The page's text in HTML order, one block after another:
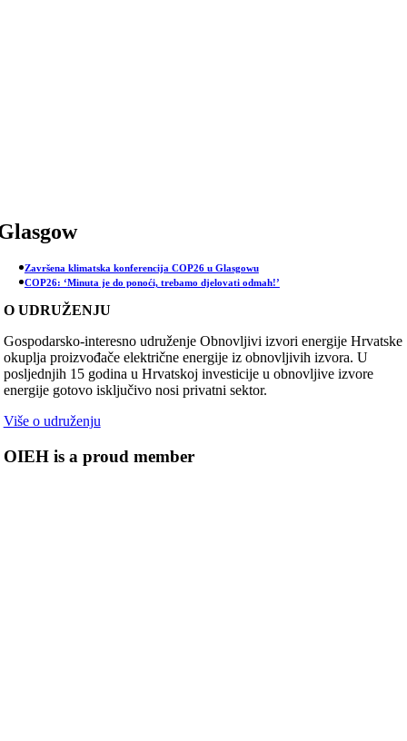
Završena klimatska konferencija COP26 u Glasgowu
COP26: ‘Minuta je do ponoći, trebamo djelovati odmah!’
O UDRUŽENJU
Gospodarsko-interesno udruženje Obnovljivi izvori energije Hrvatske
okuplja proizvođače električne energije iz obnovljivih izvora. U
posljednjih 15 godina u Hrvatskoj investicije u obnovljive izvore
energije gotovo isključivo nosi privatni sektor.
Više o udruženju
OIEH is a proud member